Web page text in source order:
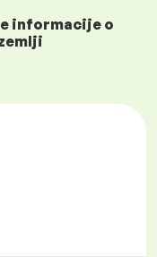
informacije o